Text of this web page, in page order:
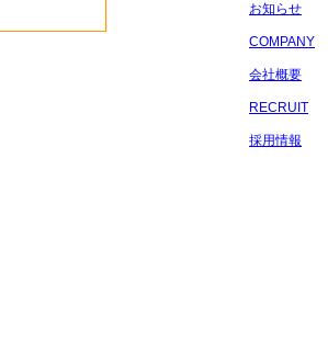
お知らせ
COMPANY
会社概要
RECRUIT
採用情報